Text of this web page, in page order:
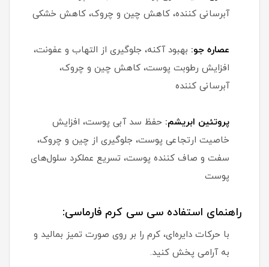
آبرسانی کننده، کاهش چین و چروک، کاهش خشکی
عصاره جو: بهبود آکنه، جلوگیری از التهاب و عفونت،
افزایش رطوبت پوست، کاهش چین و چروک،
آبرسانی کننده
پروتئین ابریشم: حفظ سد آبی پوست، افزایش
خاصیت ارتجاعی پوست، جلوگیری از چین و چروک،
سفت و صاف کننده پوست، تسریع عملکرد سلول‌های
پوست
راهنمای استفاده سی سی کرم فارماسی:
با حرکات دایره‌ای، کرم را بر روی صورت تمیز بمالید و
به آرامی پخش کنید.